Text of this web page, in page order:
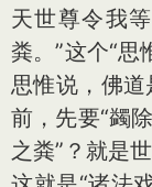
天世尊令我
粪。”这个“思
思惟说，佛
前，先要“蠲
之粪”？就是